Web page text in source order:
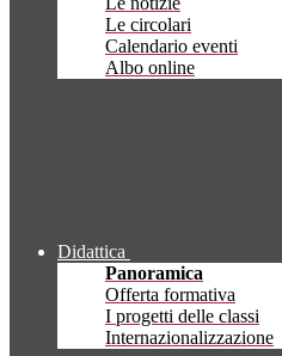
Le circolari
Calendario eventi
Albo online
Didattica
Panoramica
Offerta formativa
I progetti delle classi
Internazionalizzazione